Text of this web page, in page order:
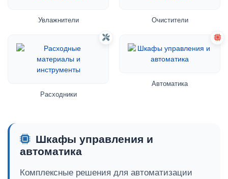
Увлажнители Очистители
Расходники
Автоматика
Шкафы управления и
автоматика
Комплексные решения для автоматизации